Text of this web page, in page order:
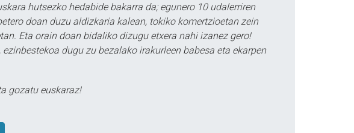
hutsezko hedabide bakarra da; egunero 10 udalerriren
doan duzu aldizkaria kalean, tokiko komertzioetan zein
Eta orain doan bidaliko dizugu etxera nahi izanez gero!
dugu zu bezalako irakurleen babesa eta ekarpen
gozatu euskaraz!